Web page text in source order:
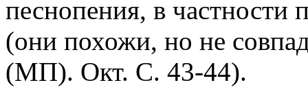
песнопения, в частности
(они похожи, но не
(МП). Окт. С. 43-44).